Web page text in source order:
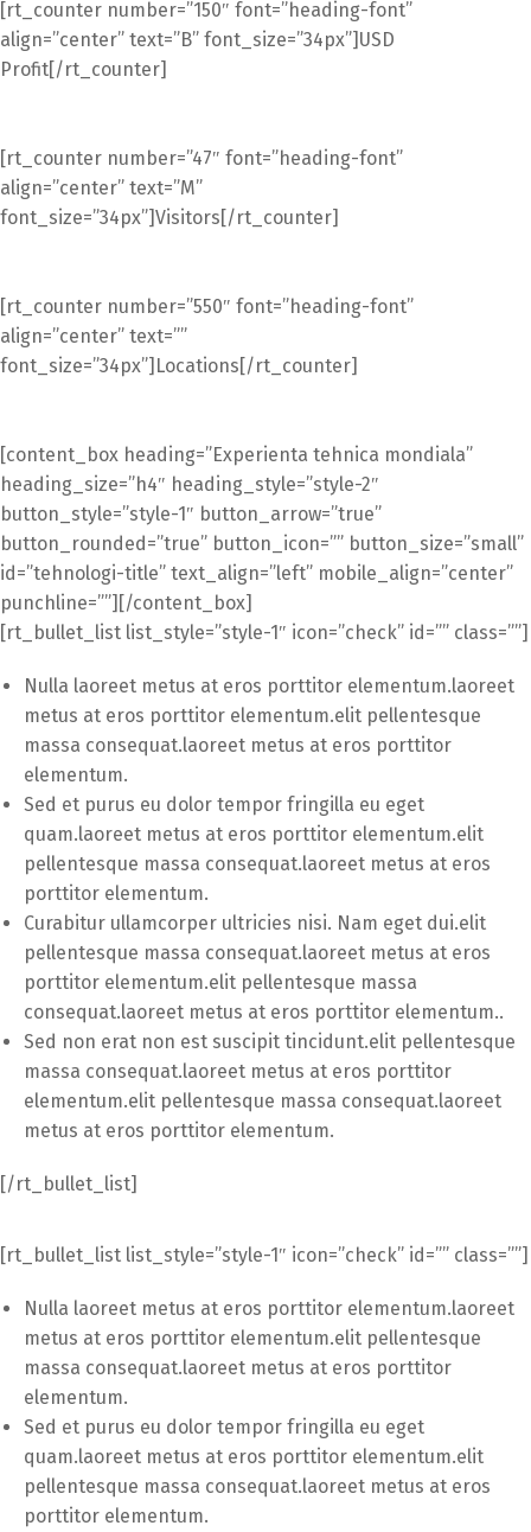
[rt_counter number=”150″ font=”heading-font”
align=”center” text=”B” font_size=”34px”]USD
Profit[/rt_counter]
[rt_counter number=”47″ font=”heading-font”
align=”center” text=”M”
font_size=”34px”]Visitors[/rt_counter]
[rt_counter number=”550″ font=”heading-font”
align=”center” text=””
font_size=”34px”]Locations[/rt_counter]
[content_box heading=”Experienta tehnica mondiala”
heading_size=”h4″ heading_style=”style-2″
button_style=”style-1″ button_arrow=”true”
button_rounded=”true” button_icon=”” button_size=”small”
id=”tehnologi-title” text_align=”left” mobile_align=”center”
punchline=””][/content_box]
[rt_bullet_list list_style=”style-1″ icon=”check” id=”” class=””]
Nulla laoreet metus at eros porttitor elementum.laoreet
metus at eros porttitor elementum.elit pellentesque
massa consequat.laoreet metus at eros porttitor
elementum.
Sed et purus eu dolor tempor fringilla eu eget
quam.laoreet metus at eros porttitor elementum.elit
pellentesque massa consequat.laoreet metus at eros
porttitor elementum.
Curabitur ullamcorper ultricies nisi. Nam eget dui.elit
pellentesque massa consequat.laoreet metus at eros
porttitor elementum.elit pellentesque massa
consequat.laoreet metus at eros porttitor elementum..
Sed non erat non est suscipit tincidunt.elit pellentesque
massa consequat.laoreet metus at eros porttitor
elementum.elit pellentesque massa consequat.laoreet
metus at eros porttitor elementum.
[/rt_bullet_list]
[rt_bullet_list list_style=”style-1″ icon=”check” id=”” class=””]
Nulla laoreet metus at eros porttitor elementum.laoreet
metus at eros porttitor elementum.elit pellentesque
massa consequat.laoreet metus at eros porttitor
elementum.
Sed et purus eu dolor tempor fringilla eu eget
quam.laoreet metus at eros porttitor elementum.elit
pellentesque massa consequat.laoreet metus at eros
porttitor elementum.